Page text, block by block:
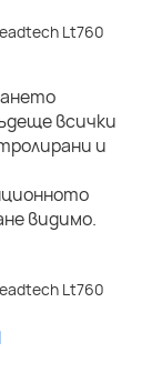
всички
и
видимо.